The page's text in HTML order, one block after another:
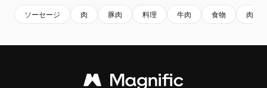
ソーセージ 肉 豚肉 料理 牛肉 食物 肉料理